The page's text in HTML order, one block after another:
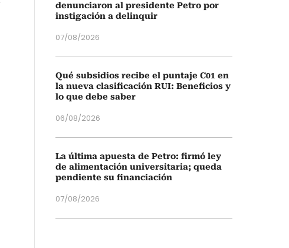
denunciaron al presidente Petro por
instigación a delinquir
07/08/2026
Qué subsidios recibe el puntaje C01 en
la nueva clasificación RUI: Beneficios y
lo que debe saber
06/08/2026
La última apuesta de Petro: firmó ley
de alimentación universitaria; queda
pendiente su financiación
07/08/2026